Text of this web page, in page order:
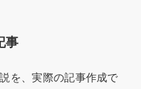
事
を、実際の記事作成で